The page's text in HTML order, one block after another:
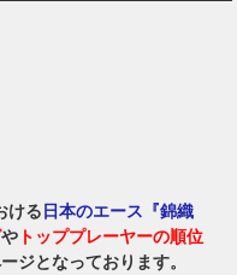
ける 日本のエース『錦織
や トッププレーヤーの順位
ジとなっております。